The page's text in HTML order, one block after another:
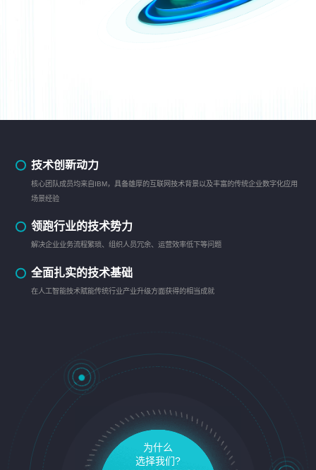
技术创新动力
核心团队成员均来自IBM，具备雄厚的互联网技术背景以及丰富的传统企业数字化应用
场景经验
领跑行业的技术势力
解决企业业务流程繁琐、组织人员冗余、运营效率低下等问题
全面扎实的技术基础
在人工智能技术赋能传统行业产业升级方面获得的相当成就
为什么
选择我们?